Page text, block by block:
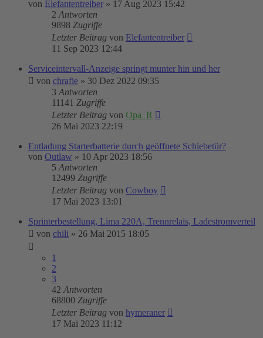
von Elefantentreiber » 17 Aug 2023 15:42
2 Antworten
9898 Zugriffe
Letzter Beitrag von Elefantentreiber
11 Sep 2023 12:44
Serviceintervall-Anzeige springt munter hin und her
von chrafie » 30 Dez 2022 09:35
3 Antworten
11141 Zugriffe
Letzter Beitrag von Opa_R
26 Mai 2023 22:19
Entladung Starterbatterie durch geöffnete Schiebetür?
von Outlaw » 10 Apr 2023 18:56
5 Antworten
12499 Zugriffe
Letzter Beitrag von Cowboy
17 Mai 2023 13:01
Sprinterbestellung, Lima 220A, Trennrelais, Ladestromverteil
von chili » 26 Mai 2015 18:05
1
2
3
42 Antworten
68800 Zugriffe
Letzter Beitrag von hymeraner
17 Mai 2023 11:12